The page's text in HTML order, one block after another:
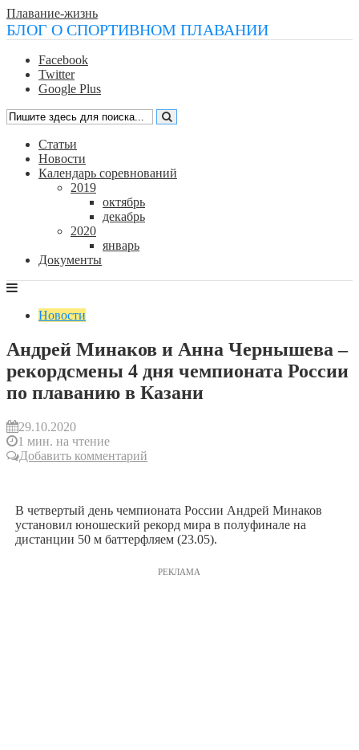
Плавание-жизнь
БЛОГ О СПОРТИВНОМ ПЛАВАНИИ
Facebook
Twitter
Google Plus
Статьи
Новости
Календарь соревнований
2019
октябрь
декабрь
2020
январь
Документы
Новости
Андрей Минаков и Анна Чернышева –
рекордсмены 4 дня чемпионата России
по плаванию в Казани
29.10.2020
1 мин. на чтение
Добавить комментарий
В четвертый день чемпионата России Андрей Минаков
установил юношеский рекорд мира в полуфинале на
дистанции 50 м баттерфляем (23.05).
РЕКЛАМА